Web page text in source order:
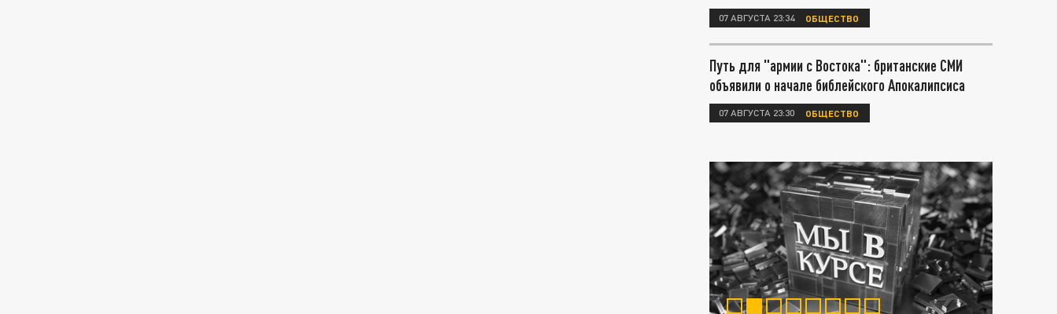
07 АВГУСТА 23:34 ОБЩЕСТВО
Путь для "армии с Востока": британские СМИ
объявили о начале библейского Апокалипсиса
07 АВГУСТА 23:30 ОБЩЕСТВО